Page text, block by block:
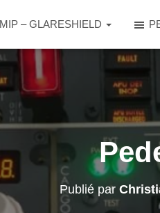
MIP – GLARESHIELD
Publié par